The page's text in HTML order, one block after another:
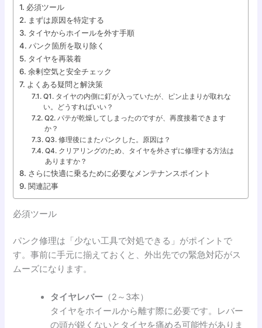
必須ツール
まずは原因を特定する
タイヤからホイールを外す手順
パンク箇所を取り除く
タイヤを再装着
余剰空気と安全チェック
よくある疑問と解決策
Q1. タイヤの内側に釘が入っていたが、ピン止まりが取れな
い。どうすればいい？
Q2. パテが乾燥してしまったのですが、再度接着できます
か？
Q3. 修理後にまたパンクした。原因は？
Q4. クリアリングのため、タイヤを外さずに修理する方法は
ありますか？
さらに快適に乗るために必要なメンテナンスポイント
関連記事
必須ツール
パンク修理は「少ない工具で対処できる」がポイントで
す。事前に手元に揃えておくと、外出先での緊急対応がス
ムーズになります。
タイヤレバー （2～3本）
タイヤをホイールから離す際に必要です。レバー
の頭が鋭くないとタイヤを痛める可能性がありま